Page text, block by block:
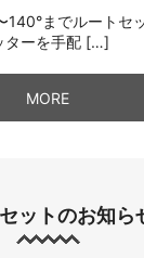
までルートセ
ターを手配 […]
MORE
ットのお知ら